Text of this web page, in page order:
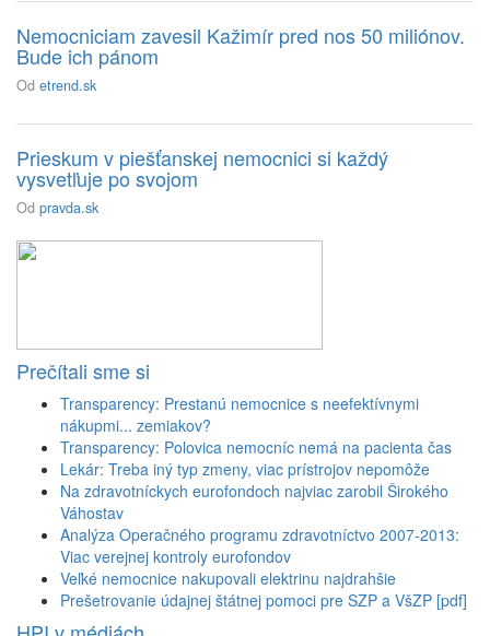
Nemocniciam zavesil Kažimír pred nos 50 miliónov.
Bude ich pánom
Od etrend.sk
Prieskum v piešťanskej nemocnici si každý
vysvetľuje po svojom
Od pravda.sk
Prečítali sme si
Transparency: Prestanú nemocnice s neefektívnymi
nákupmi... zemiakov?
Transparency: Polovica nemocníc nemá na pacienta čas
Lekár: Treba iný typ zmeny, viac prístrojov nepomôže
Na zdravotníckych eurofondoch najviac zarobil Širokého
Váhostav
Analýza Operačného programu zdravotníctvo 2007-2013:
Viac verejnej kontroly eurofondov
Veľké nemocnice nakupovali elektrinu najdrahšie
Prešetrovanie údajnej štátnej pomoci pre SZP a VšZP [pdf]